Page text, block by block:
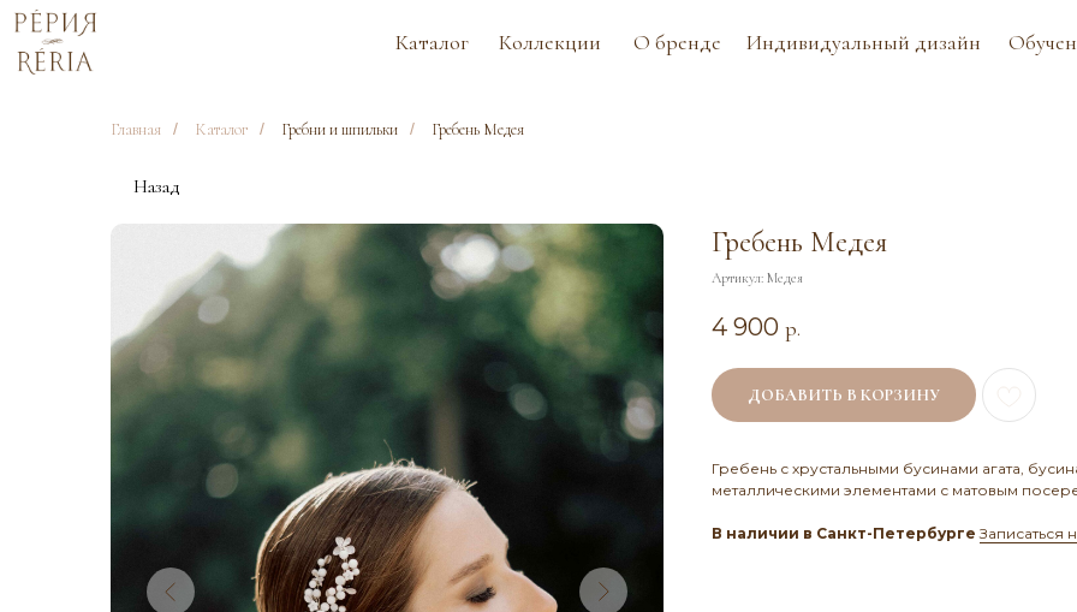
Каталог Коллекции О бренде Индивидуальный дизайн Обучение
Главная / Каталог / Гребни и шпильки / Гребень Медея
Назад
Гребень Медея
Артикул: Медея
4 900 р.
ДОБАВИТЬ В КОРЗИНУ
Гребень с хрустальными бусинами агата,
металлическими элементами с матовым
В наличии в Санкт-ПетербургеЗаписаться